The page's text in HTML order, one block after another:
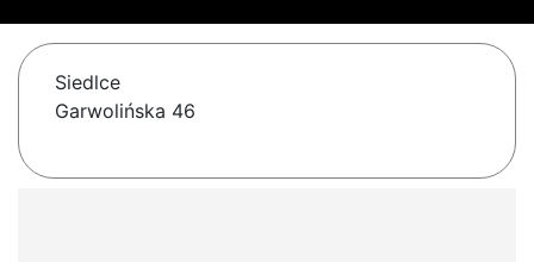
Siedlce
Garwolińska 46